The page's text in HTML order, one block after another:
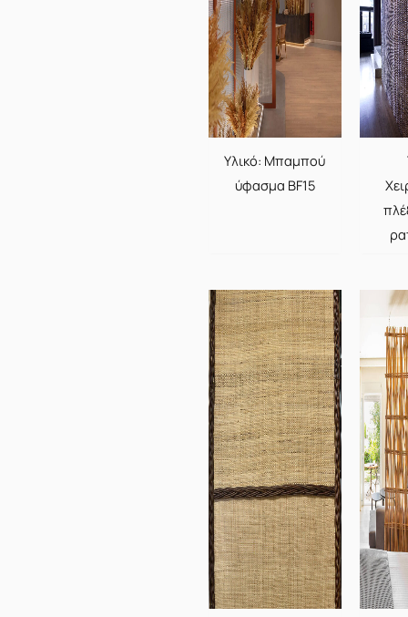
Υλικό: Μπαμπού
ύφασμα BF15